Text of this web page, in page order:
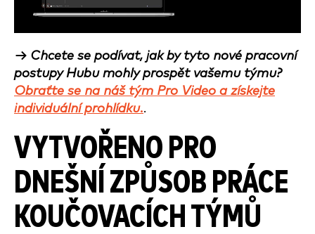
→ Chcete se podívat, jak by tyto nové pracovní
postupy Hubu mohly prospět vašemu týmu?
Obraťte se na náš tým Pro Video a získejte
individuální prohlídku..
VYTVOŘENO PRO
DNEŠNÍ ZPŮSOB PRÁCE
KOUČOVACÍCH TÝMŮ